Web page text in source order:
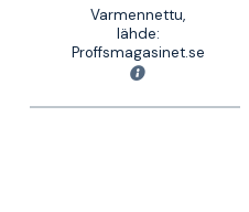
Varmennettu,
lähde:
Proffsmagasinet.se